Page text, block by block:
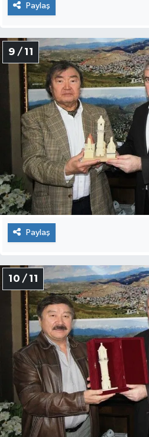
Paylaş
9 / 11
Paylaş
10 / 11